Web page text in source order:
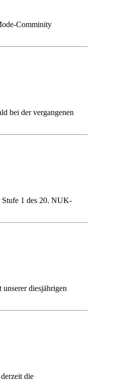
Comminity
bei der vergangenen
Stufe 1 des 20. NUK-
diesjährigen
die